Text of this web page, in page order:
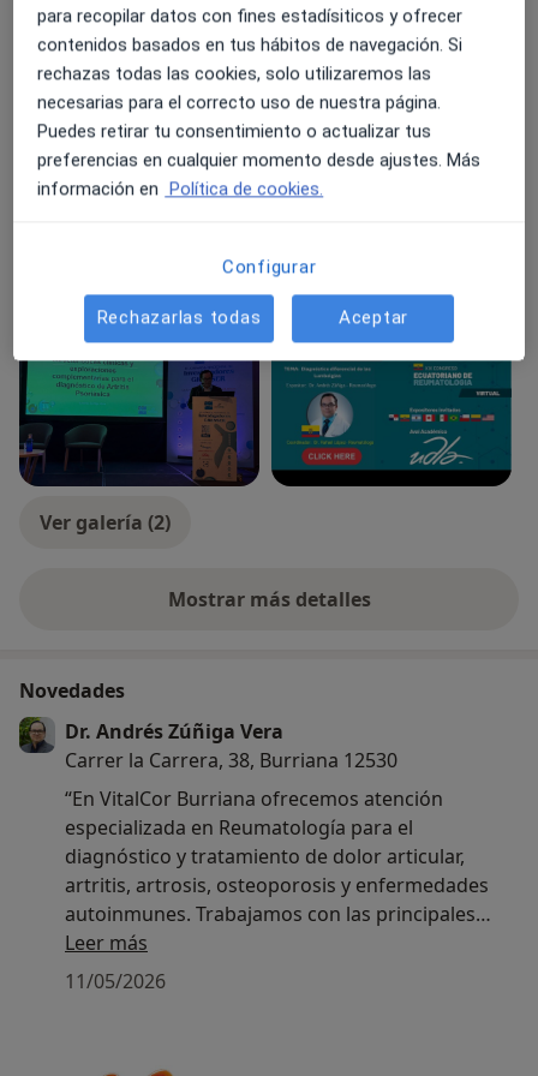
Principales enfermedades tratadas
Lupus eritematoso sistémico
Enfermedades autoinmunes sistémicas
Artritis psoriásica
Espondilitis anquilosante
Artritis reumatoide
+117a11y_sr_more_diseases
Fotos y vídeos
Ver galería (2)
Mostrar más detalles
sobre la experiencia
Novedades
Dr. Andrés Zúñiga Vera
Carrer la Carrera, 38, Burriana 12530
“En VitalCor Burriana ofrecemos atención
especializada en Reumatología para el
diagnóstico y tratamiento de dolor articular,
artritis, artrosis, osteoporosis y enfermedades
autoinmunes. Trabajamos con las principales
aseguradoras médicas y atención privada.”
Leer más
11/05/2026
para recopilar datos con fines estadísiticos y ofrecer
contenidos basados en tus hábitos de navegación. Si
rechazas todas las cookies, solo utilizaremos las
necesarias para el correcto uso de nuestra página.
Puedes retirar tu consentimiento o actualizar tus
preferencias en cualquier momento desde ajustes. Más
información en Política de cookies.
Configurar
Rechazarlas todas Aceptar